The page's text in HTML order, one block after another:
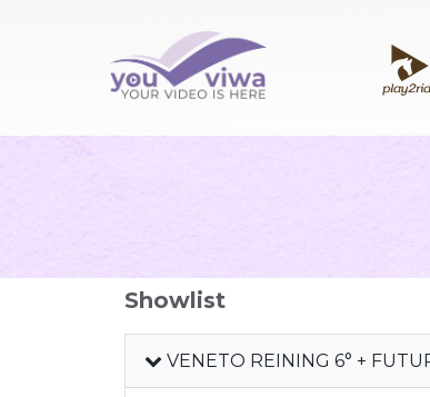
Showlist
VENETO REINING 6° +